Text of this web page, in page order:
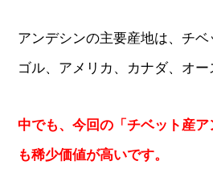
アンデシンの主要産地は、チ
ゴル、アメリカ、カナダ、オー
中でも、今回の「チベット産
も稀少価値が高いです。